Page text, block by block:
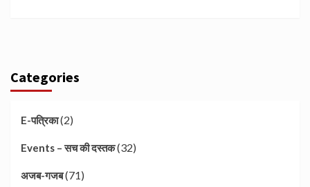
Categories
E-पत्रिका(2)
Events – सच की दस्तक(32)
अजब-गजब(71)